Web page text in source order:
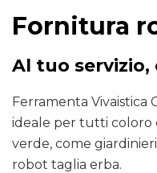
Fornitura
Al tuo
Ferramenta Vivaistica
ideale per tutti coloro
verde, come
robot taglia erba.